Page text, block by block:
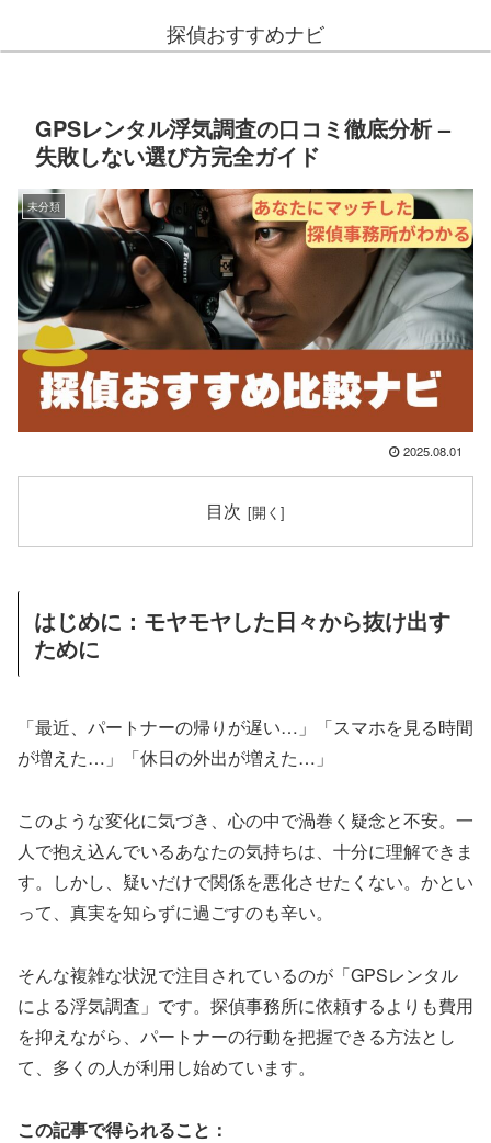
探偵おすすめナビ
GPSレンタル浮気調査の口コミ徹底分析 –
失敗しない選び方完全ガイド
未分類
2025.08.01
目次
はじめに：モヤモヤした日々から抜け出す
ために
「最近、パートナーの帰りが遅い…」「スマホを見る時間
が増えた…」「休日の外出が増えた…」
このような変化に気づき、心の中で渦巻く疑念と不安。一
人で抱え込んでいるあなたの気持ちは、十分に理解できま
す。しかし、疑いだけで関係を悪化させたくない。かとい
って、真実を知らずに過ごすのも辛い。
そんな複雑な状況で注目されているのが「GPSレンタル
による浮気調査」です。探偵事務所に依頼するよりも費用
を抑えながら、パートナーの行動を把握できる方法とし
て、多くの人が利用し始めています。
この記事で得られること：